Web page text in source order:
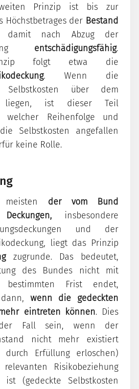
Prinzip ist bis zur
Höchstbetrages der Bestand
damit nach Abzug der
entschädigungsfähig.
folgt etwa die
. Wenn die
Selbstkosten über dem
liegen, ist dieser Teil
welcher Reihenfolge und
Selbstkosten angefallen
keine Rolle.
meisten der vom Bund
Deckungen, insbesondere
und der
liegt das Prinzip
zugrunde. Das bedeutet,
des Bundes nicht mit
Frist endet,
wenn die gedeckten
eintreten können. Dies
Fall sein, wenn der
nicht mehr existiert
durch Erfüllung erloschen)
Risikobeziehung
ist (gedeckte Selbstkosten